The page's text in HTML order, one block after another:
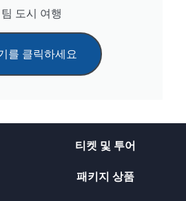
팀 도시 여행
를 클릭하세요
티켓 및 투어
패키지 상품